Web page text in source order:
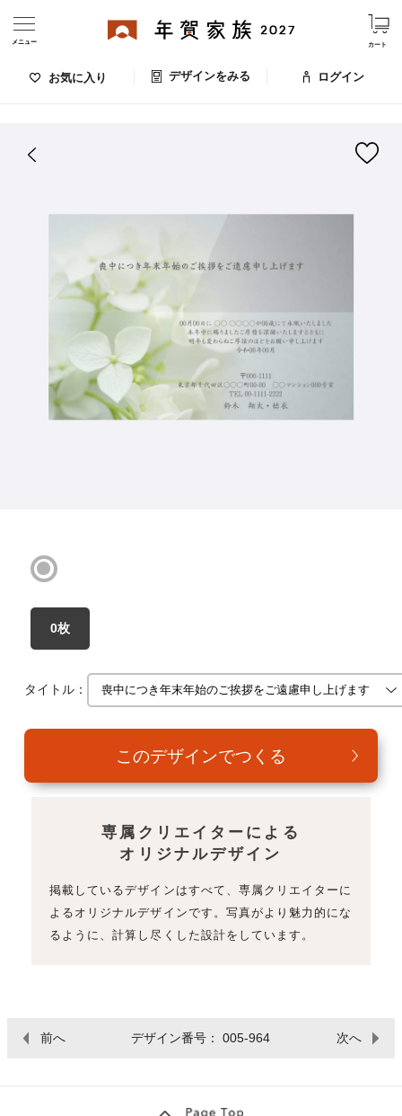
お気に入り デザインをみる
カート
ログイン
メニュー
デザインをみる
お支払い方法
出荷日・配送
ご利用ガイド
年賀家族について
お問い合わせ
0枚
タイトル：
専属クリエイターによる
オリジナルデザイン
掲載しているデザインはすべて、専属クリエイターに
よるオリジナルデザインです。写真がより魅力的にな
るように、計算し尽くした設計をしています。
前へ デザイン番号： 005-964 次へ